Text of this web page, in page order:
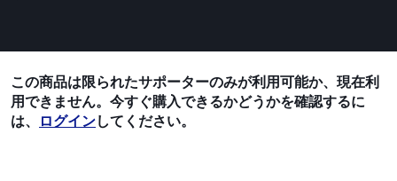
この商品は限られたサポーターのみが利用可能か、現在利
用できません。今すぐ購入できるかどうかを確認するに
は、
ログインしてください。